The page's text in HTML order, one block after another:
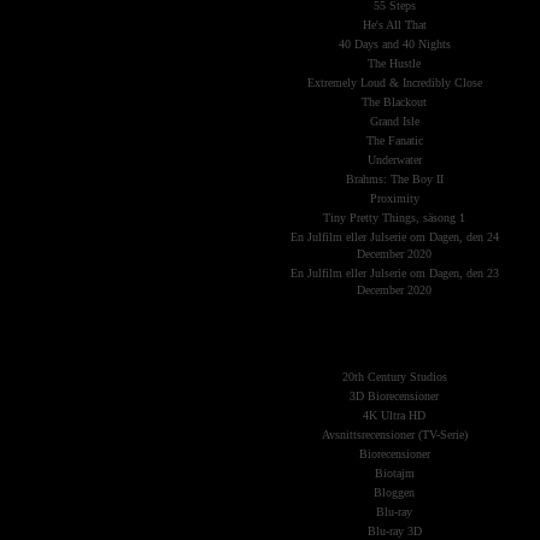
55 Steps
He's All That
40 Days and 40 Nights
The Hustle
Extremely Loud & Incredibly Close
The Blackout
Grand Isle
The Fanatic
Underwater
Brahms: The Boy II
Proximity
Tiny Pretty Things, säsong 1
En Julfilm eller Julserie om Dagen, den 24
December 2020
En Julfilm eller Julserie om Dagen, den 23
December 2020
20th Century Studios
3D Biorecensioner
4K Ultra HD
Avsnittsrecensioner (TV-Serie)
Biorecensioner
Biotajm
Bloggen
Blu-ray
Blu-ray 3D